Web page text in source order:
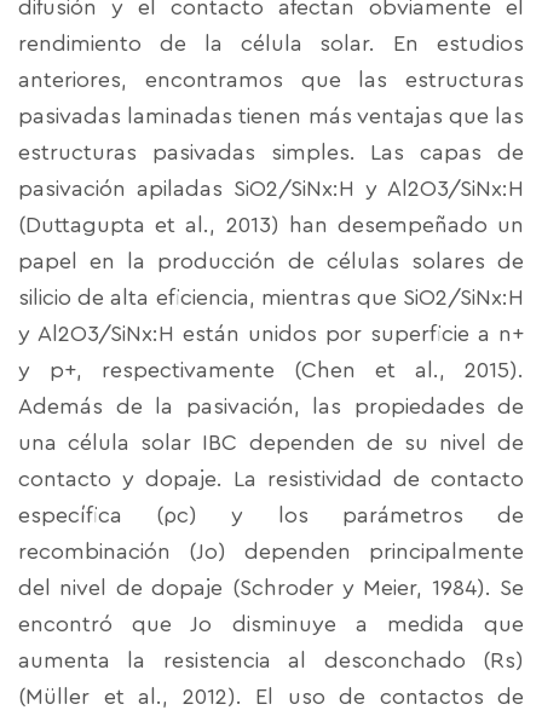
difusión y el contacto afectan obviamente el
rendimiento de la célula solar. En estudios
anteriores, encontramos que las estructuras
pasivadas laminadas tienen más ventajas que las
estructuras pasivadas simples. Las capas de
pasivación apiladas SiO2/SiNx:H y Al2O3/SiNx:H
(Duttagupta et al., 2013) han desempeñado un
papel en la producción de células solares de
silicio de alta eficiencia, mientras que SiO2/SiNx:H
y Al2O3/SiNx:H están unidos por superficie a n+
y p+, respectivamente (Chen et al., 2015).
Además de la pasivación, las propiedades de
una célula solar IBC dependen de su nivel de
contacto y dopaje. La resistividad de contacto
específica (ρc) y los parámetros de
recombinación (Jo) dependen principalmente
del nivel de dopaje (Schroder y Meier, 1984). Se
encontró que Jo disminuye a medida que
aumenta la resistencia al desconchado (Rs)
(Müller et al., 2012). El uso de contactos de